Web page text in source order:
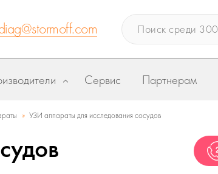
Сервис Партнерам
» УЗИ аппараты для исследования сосудов